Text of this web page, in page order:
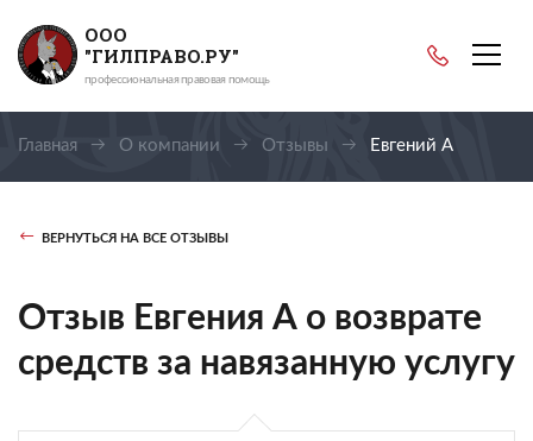
ООО
"ГИЛПРАВО.РУ"
профессиональная правовая помощь
Главная О компании Отзывы Евгений А
ВЕРНУТЬСЯ НА ВСЕ ОТЗЫВЫ
Отзыв Евгения А о возврате
средств за навязанную услугу